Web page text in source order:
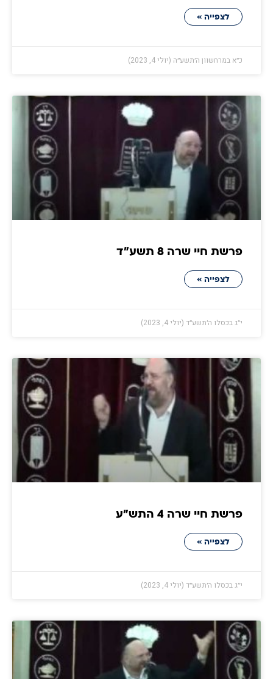
לצפייה »
כ״א במרחשוון ה׳תשע״ה (יולי 4, 2023)
פרשת חיי שרה 8 תשע״ד
לצפייה »
י״ג בכסלו ה׳תשע״ד (יולי 4, 2023)
פרשת חיי שרה 4 התש״ע
לצפייה »
י״ג בכסלו ה׳תשע״ד (יולי 4, 2023)